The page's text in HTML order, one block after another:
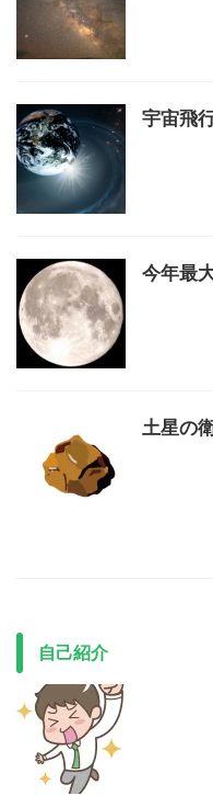
宇宙飛
今年最
土星の
自己紹介